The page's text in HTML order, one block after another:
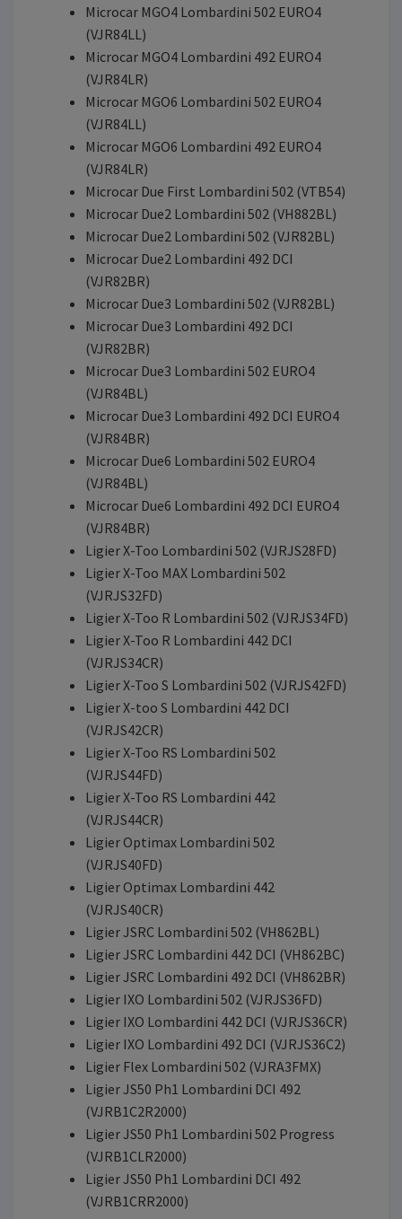
Microcar MGO4 Lombardini 502 EURO4
(VJR84LL)
Microcar MGO4 Lombardini 492 EURO4
(VJR84LR)
Microcar MGO6 Lombardini 502 EURO4
(VJR84LL)
Microcar MGO6 Lombardini 492 EURO4
(VJR84LR)
Microcar Due First Lombardini 502 (VTB54)
Microcar Due2 Lombardini 502 (VH882BL)
Microcar Due2 Lombardini 502 (VJR82BL)
Microcar Due2 Lombardini 492 DCI
(VJR82BR)
Microcar Due3 Lombardini 502 (VJR82BL)
Microcar Due3 Lombardini 492 DCI
(VJR82BR)
Microcar Due3 Lombardini 502 EURO4
(VJR84BL)
Microcar Due3 Lombardini 492 DCI EURO4
(VJR84BR)
Microcar Due6 Lombardini 502 EURO4
(VJR84BL)
Microcar Due6 Lombardini 492 DCI EURO4
(VJR84BR)
Ligier X-Too Lombardini 502 (VJRJS28FD)
Ligier X-Too MAX Lombardini 502
(VJRJS32FD)
Ligier X-Too R Lombardini 502 (VJRJS34FD)
Ligier X-Too R Lombardini 442 DCI
(VJRJS34CR)
Ligier X-Too S Lombardini 502 (VJRJS42FD)
Ligier X-too S Lombardini 442 DCI
(VJRJS42CR)
Ligier X-Too RS Lombardini 502
(VJRJS44FD)
Ligier X-Too RS Lombardini 442
(VJRJS44CR)
Ligier Optimax Lombardini 502
(VJRJS40FD)
Ligier Optimax Lombardini 442
(VJRJS40CR)
Ligier JSRC Lombardini 502 (VH862BL)
Ligier JSRC Lombardini 442 DCI (VH862BC)
Ligier JSRC Lombardini 492 DCI (VH862BR)
Ligier IXO Lombardini 502 (VJRJS36FD)
Ligier IXO Lombardini 442 DCI (VJRJS36CR)
Ligier IXO Lombardini 492 DCI (VJRJS36C2)
Ligier Flex Lombardini 502 (VJRA3FMX)
Ligier JS50 Ph1 Lombardini DCI 492
(VJRB1C2R2000)
Ligier JS50 Ph1 Lombardini 502 Progress
(VJRB1CLR2000)
Ligier JS50 Ph1 Lombardini DCI 492
(VJRB1CRR2000)